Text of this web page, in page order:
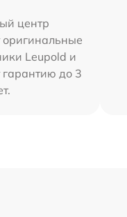
центр
оригинальные
Leupold и
гарантию до 3